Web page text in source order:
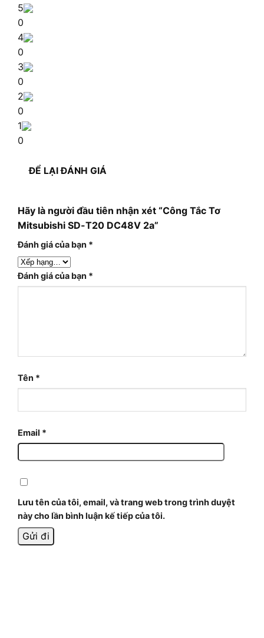
5
0
4
0
3
0
2
0
1
0
ĐỂ LẠI ĐÁNH GIÁ
Hãy là người đầu tiên nhận xét “Công Tắc Tơ
Mitsubishi SD-T20 DC48V 2a”
Đánh giá của bạn *
Đánh giá của bạn *
Tên *
Email *
Lưu tên của tôi, email, và trang web trong trình duyệt
này cho lần bình luận kế tiếp của tôi.